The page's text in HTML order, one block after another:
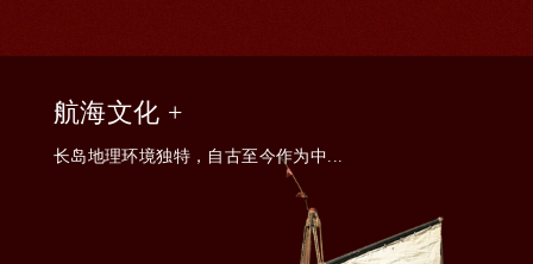
航海文化 +
长岛地理环境独特，自古至今作为中...